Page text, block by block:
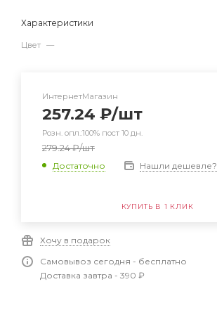
Характеристики
Цвет —
ИнтернетМагазин
257.24 ₽/шт
Розн. опл.:100% пост 10 дн.
279.24₽/шт
Достаточно Нашли дешевле?
КУПИТЬ В 1 КЛИК
Хочу в подарок
Самовывоз сегодня - бесплатно
Доставка завтра - 390 ₽